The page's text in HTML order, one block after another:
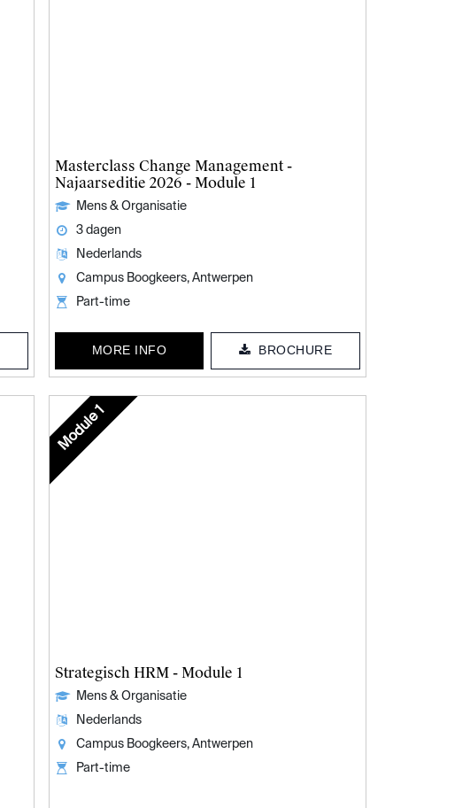
Masterclass Change Management -
Najaarseditie 2026 - Module 1
Mens & Organisatie
3 dagen
Nederlands
Campus Boogkeers, Antwerpen
Part-time
MORE INFO BROCHURE
Module 1
Strategisch HRM - Module 1
Mens & Organisatie
Nederlands
Campus Boogkeers, Antwerpen
Part-time